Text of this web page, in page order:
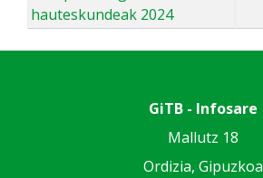
hauteskundeak 2024
GiTB - Infosare
Mallutz 18
Ordizia, Gipuzkoa